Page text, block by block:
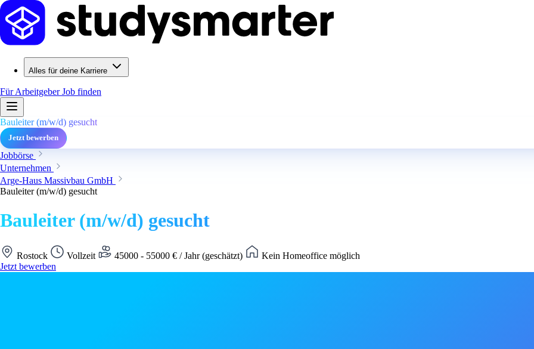
Alles für deine Karriere
Für ArbeitgeberJob finden
Bauleiter (m/w/d) gesucht
Jetzt bewerben
Jobbörse
Unternehmen
Arge-Haus Massivbau GmbH
Bauleiter (m/w/d) gesucht
Bauleiter (m/w/d) gesucht
Rostock Vollzeit 45000 - 55000 € / Jahr (geschätzt)
Kein Homeoffice möglich
Jetzt bewerben